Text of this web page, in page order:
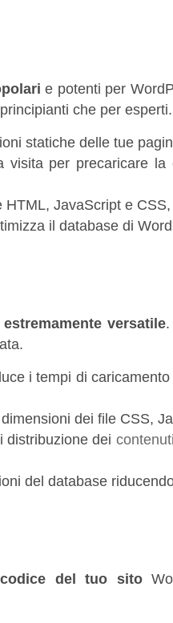
e potenti per
che per esperti.
statiche delle tue
visita per precaricare
JavaScript e
il database di
versatile
i tempi di
dei file CSS,
distribuzione dei contenuti
del database
del tuo sito